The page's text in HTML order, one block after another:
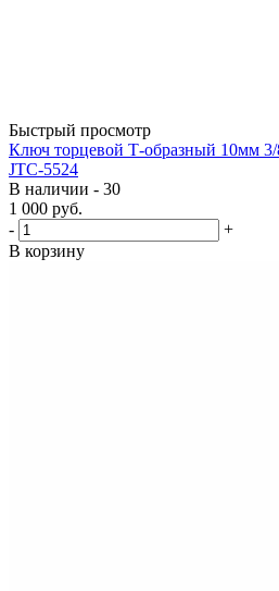
Быстрый просмотр
Ключ торцевой Т-образный 10мм
JTC-5524
В наличии - 30
1 000 руб.
-
+
В корзину